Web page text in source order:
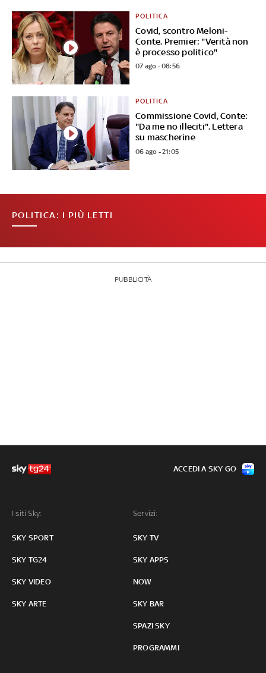
Covid, scontro Meloni-
Conte. Premier: "Verità non
è processo politico"
POLITICA
07 ago - 08:56
Commissione Covid, Conte:
"Da me no illeciti". Lettera
su mascherine
POLITICA
06 ago - 21:05
POLITICA: I PIÙ LETTI
PUBBLICITÀ
I siti Sky:
SKY SPORT
SKY TG24
SKY VIDEO
SKY ARTE
Servizi:
SKY TV
SKY APPS
NOW
SKY BAR
SPAZI SKY
PROGRAMMI
ACCEDI A SKY GO